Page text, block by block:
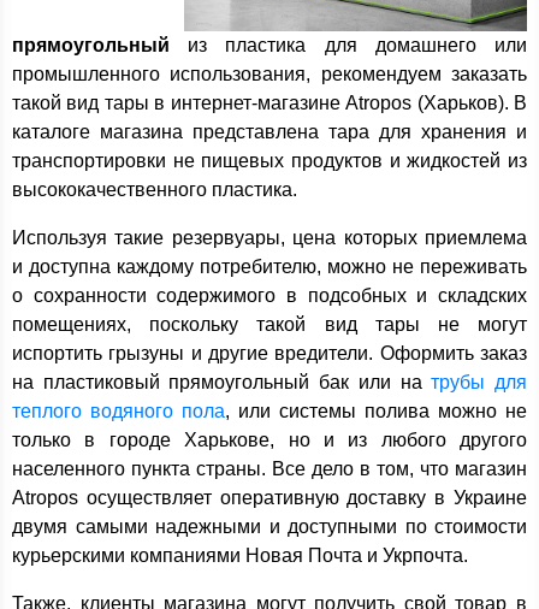
прямоугольный из пластика для домашнего или
промышленного использования, рекомендуем заказать
такой вид тары в интернет-магазине Atropos (Харьков). В
каталоге магазина представлена тара для хранения и
транспортировки не пищевых продуктов и жидкостей из
высококачественного пластика.
Используя такие резервуары, цена которых приемлема
и доступна каждому потребителю, можно не переживать
о сохранности содержимого в подсобных и складских
помещениях, поскольку такой вид тары не могут
испортить грызуны и другие вредители. Оформить заказ
на пластиковый прямоугольный бак или натрубы для
теплого водяного пола, или системы полива можно не
только в городе Харькове, но и из любого другого
населенного пункта страны. Все дело в том, что магазин
Atropos осуществляет оперативную доставку в Украине
двумя самыми надежными и доступными по стоимости
курьерскими компаниями Новая Почта и Укрпочта.
Также, клиенты магазина могут получить свой товар в